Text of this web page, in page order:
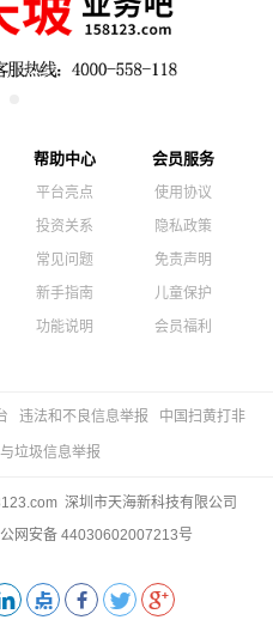
帮助中心
平台亮点
投资关系
常见问题
新手指南
功能说明
会员服务
使用协议
隐私政策
免责声明
儿童保护
会员福利
违法和不良信息举报 中国扫黄打非
垃圾信息举报
深圳市天海新科技有限公司
网安备 44030602007213号